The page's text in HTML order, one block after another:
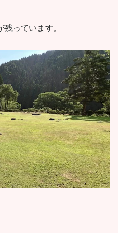
っています。